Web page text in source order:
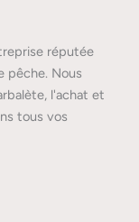
réputée
pêche. Nous
l'achat et
tous vos